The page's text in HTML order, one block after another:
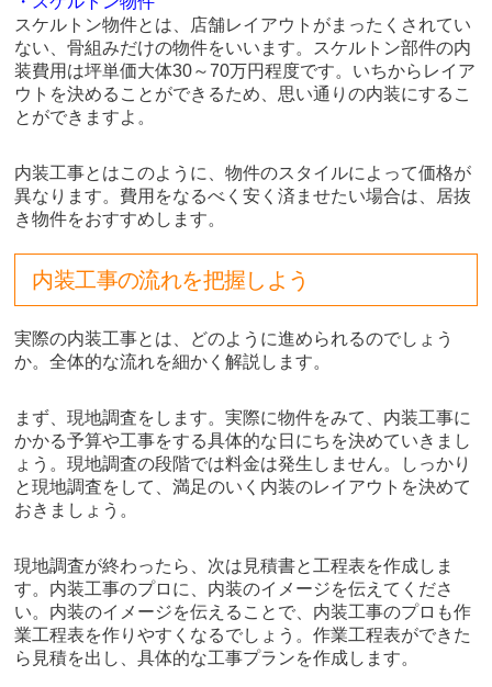
スケルトン物件とは、店舗レイアウトがまったくされてい
ない、骨組みだけの物件をいいます。スケルトン部件の内
装費用は坪単価大体30～70万円程度です。いちからレイア
ウトを決めることができるため、思い通りの内装にするこ
とができますよ。
内装工事とはこのように、物件のスタイルによって価格が
異なります。費用をなるべく安く済ませたい場合は、居抜
き物件をおすすめします。
内装工事の流れを把握しよう
実際の内装工事とは、どのように進められるのでしょう
か。全体的な流れを細かく解説します。
まず、現地調査をします。実際に物件をみて、内装工事に
かかる予算や工事をする具体的な日にちを決めていきまし
ょう。現地調査の段階では料金は発生しません。しっかり
と現地調査をして、満足のいく内装のレイアウトを決めて
おきましょう。
現地調査が終わったら、次は見積書と工程表を作成しま
す。内装工事のプロに、内装のイメージを伝えてくださ
い。内装のイメージを伝えることで、内装工事のプロも作
業工程表を作りやすくなるでしょう。作業工程表ができた
ら見積を出し、具体的な工事プランを作成します。